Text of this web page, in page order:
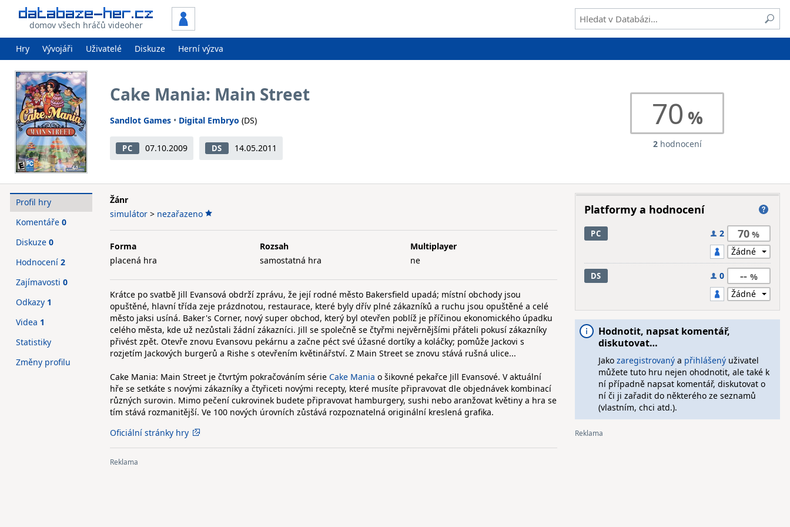
domov všech hráčů videoher
Hry Vývojáři Uživatelé Diskuze Herní výzva
Cake Mania: Main Street
Sandlot Games • Digital Embryo (DS)
PC 07.10.2009 DS 14.05.2011
70
2hodnocení
Žánr
simulátor > nezařazeno
Forma
placená hra
Rozsah
samostatná hra
Multiplayer
ne
Krátce po svatbě Jill Evansová obdrží zprávu, že její rodné město Bakersfield upadá; místní obchody jsou
opuštěné, hlavní třída zeje prázdnotou, restaurace, které byly dřív plné zákazníků a ruchu jsou opuštěné a celé
město jaksi usíná. Baker's Corner, nový super obchod, který byl otevřen poblíž je příčinou ekonomického úpadku
celého města, kde už nezůstali žádní zákazníci. Jill se společně se čtyřmi nejvěrnějšími přáteli pokusí zákazníky
přivést zpět. Otevře znovu Evansovu pekárnu a začne péct své úžasné dortíky a koláčky; pomůže Jackovi s
rozjetím Jackových burgerů a Rishe s otevřením květinářství. Z Main Street se znovu stává rušná ulice...
Cake Mania: Main Street je čtvrtým pokračováním série Cake Mania o šikovné pekařce Jill Evansové. V aktuální
hře se setkáte s novými zákazníky a čtyřiceti novými recepty, které musíte připravovat dle objednávek kombinací
různých surovin. Mimo pečení cukrovinek budete připravovat hamburgery, sushi nebo aranžovat květiny a hra se
tím stává rozmanitější. Ve 100 nových úrovních zůstává rozpoznatelná originální kreslená grafika.
Oficiální stránky hry
Profil hry
Komentáře 0
Diskuze 0
Hodnocení 2
Zajímavosti 0
Odkazy 1
Videa 1
Statistiky
Změny profilu
Platformy a hodnocení
PC 2 70
DS 0 --
Hodnotit, napsat komentář,
diskutovat…
Jako zaregistrovanýa přihlášenýuživatel
můžete tuto hru nejen ohodnotit, ale také k
ní případně napsat komentář, diskutovat o
ní či ji zařadit do některého ze seznamů
(vlastním, chci atd.).